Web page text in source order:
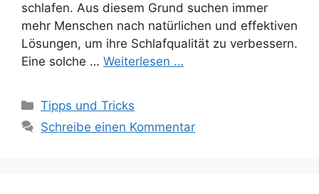
schlafen. Aus diesem Grund suchen immer
mehr Menschen nach natürlichen und effektiven
Lösungen, um ihre Schlafqualität zu verbessern.
Eine solche … Weiterlesen …
Kategorien
Tipps und Tricks
Schreibe einen Kommentar